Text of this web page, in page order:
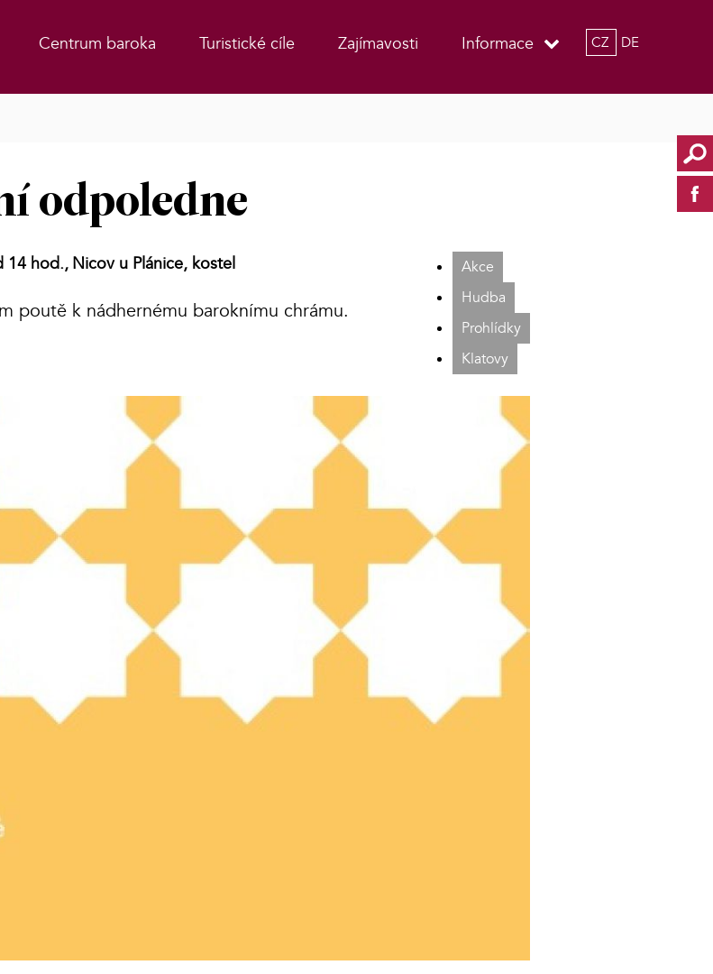
Centrum baroka Turistické cíle Zajímavosti Informace CZ DE
odpoledne
Akce
Hudba
Prohlídky
Klatovy
14 hod., Nicov u Plánice, kostel
poutě k nádhernému baroknímu chrámu.